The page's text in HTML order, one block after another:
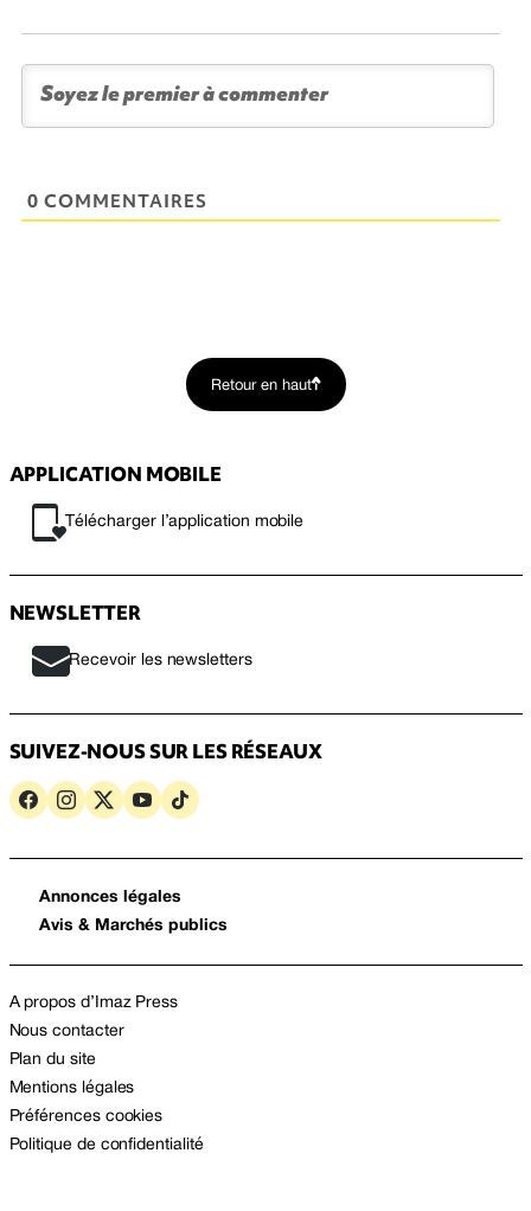
0 COMMENTAIRES
Retour en haut
APPLICATION MOBILE
Télécharger l’application mobile
NEWSLETTER
Recevoir les newsletters
SUIVEZ-NOUS SUR LES RÉSEAUX
Annonces légales
Avis & Marchés publics
A propos d’Imaz Press
Nous contacter
Plan du site
Mentions légales
Préférences cookies
Politique de confidentialité